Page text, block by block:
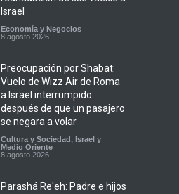
Israel
Economía y Negocios
8 agosto 2026
Preocupación por Shabat:
Vuelo de Wizz Air de Roma
a Israel interrumpido
después de que un pasajero
se negara a volar
Cultura y Sociedad, Israel y
Medio Oriente
8 agosto 2026
Parashá Re'eh: Padre e hijos